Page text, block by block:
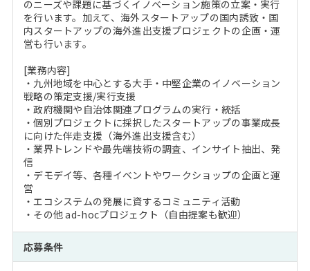
のニーズや課題に基づくイノベーション施策の立案・実行
を行います。加えて、海外スタートアップの国内誘致・国
内スタートアップの海外進出支援プロジェクトの企画・運
営も行います。
[業務内容]
・九州地域を中心とする大手・中堅企業のイノベーション
戦略の策定支援/実行支援
・政府機関や自治体関連プログラムの実行・統括
・個別プロジェクトに採択したスタートアップの事業成長
に向けた伴走支援（海外進出支援含む）
・業界トレンドや最先端技術の調査、インサイト抽出、発
信
・デモデイ等、各種イベントやワークショップの企画と運
営
・エコシステムの発展に資するコミュニティ活動
・その他 ad-hocプロジェクト（自由提案も歓迎）
応募条件